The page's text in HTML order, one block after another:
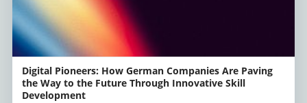
Digital Pioneers: How German Companies Are Paving
the Way to the Future Through Innovative Skill
Development